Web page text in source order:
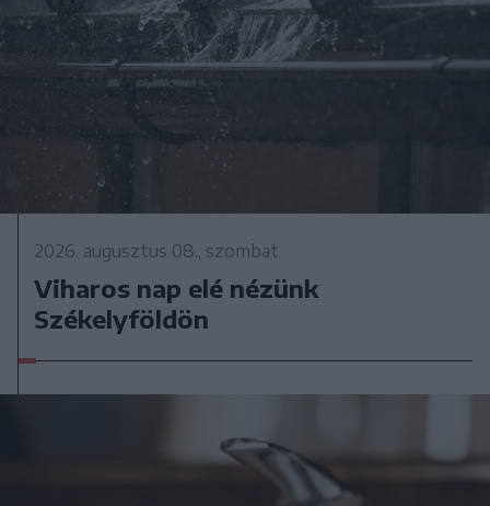
2026. augusztus 08., szombat
Viharos nap elé nézünk
Székelyföldön